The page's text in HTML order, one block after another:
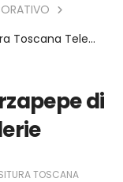
Tappeto Natalizio Marzapepe di Tessitura Toscana Telerie
di
TOSCANA